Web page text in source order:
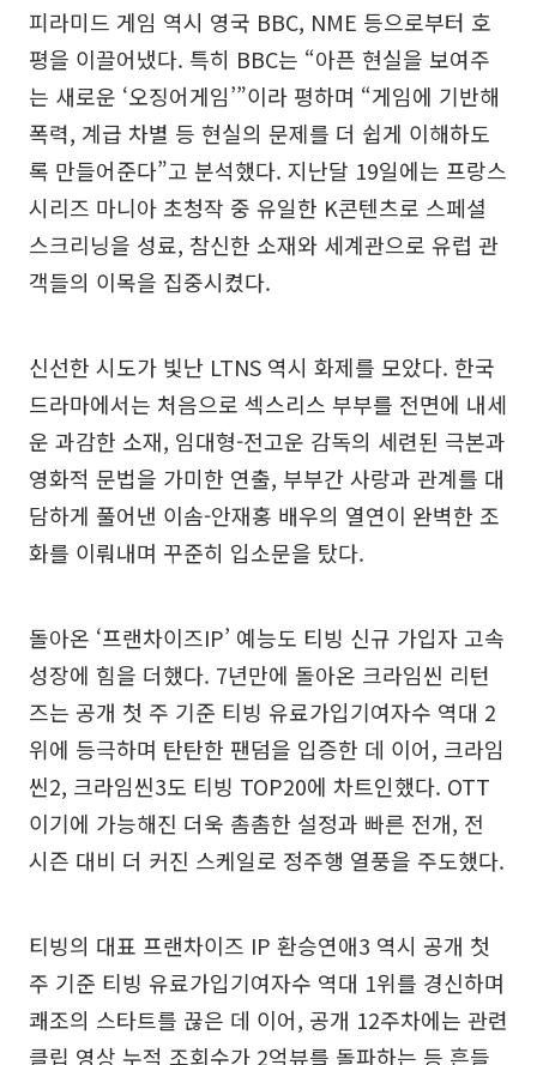
피라미드 게임 역시 영국 BBC, NME 등으로부터 호
평을 이끌어냈다. 특히 BBC는 “아픈 현실을 보여주
는 새로운 ‘오징어게임’”이라 평하며 “게임에 기반해
폭력, 계급 차별 등 현실의 문제를 더 쉽게 이해하도
록 만들어준다”고 분석했다. 지난달 19일에는 프랑스
시리즈 마니아 초청작 중 유일한 K콘텐츠로 스페셜
스크리닝을 성료, 참신한 소재와 세계관으로 유럽 관
객들의 이목을 집중시켰다.
신선한 시도가 빛난 LTNS 역시 화제를 모았다. 한국
드라마에서는 처음으로 섹스리스 부부를 전면에 내세
운 과감한 소재, 임대형-전고운 감독의 세련된 극본과
영화적 문법을 가미한 연출, 부부간 사랑과 관계를 대
담하게 풀어낸 이솜-안재홍 배우의 열연이 완벽한 조
화를 이뤄내며 꾸준히 입소문을 탔다.
돌아온 ‘프랜차이즈IP’ 예능도 티빙 신규 가입자 고속
성장에 힘을 더했다. 7년만에 돌아온 크라임씬 리턴
즈는 공개 첫 주 기준 티빙 유료가입기여자수 역대 2
위에 등극하며 탄탄한 팬덤을 입증한 데 이어, 크라임
씬2, 크라임씬3도 티빙 TOP20에 차트인했다. OTT
이기에 가능해진 더욱 촘촘한 설정과 빠른 전개, 전
시즌 대비 더 커진 스케일로 정주행 열풍을 주도했다.
티빙의 대표 프랜차이즈 IP 환승연애3 역시 공개 첫
주 기준 티빙 유료가입기여자수 역대 1위를 경신하며
쾌조의 스타트를 끊은 데 이어, 공개 12주차에는 관련
클립 영상 누적 조회수가 2억뷰를 돌파하는 등 흔들